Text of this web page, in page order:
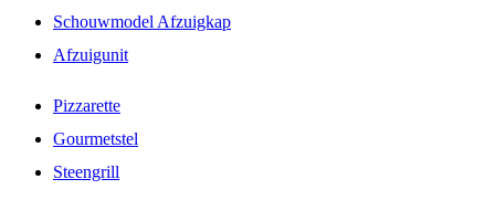
Schouwmodel Afzuigkap
Afzuigunit
Pizzarette
Gourmetstel
Steengrill